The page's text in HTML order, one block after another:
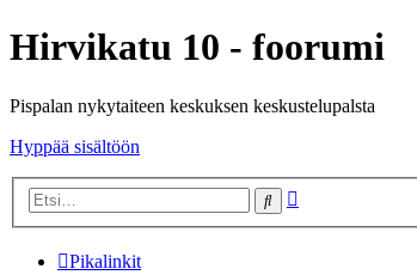
Hirvikatu 10 - foorumi
Pispalan nykytaiteen keskuksen keskustelupalsta
Hyppää sisältöön
Etsi
Pikalinkit